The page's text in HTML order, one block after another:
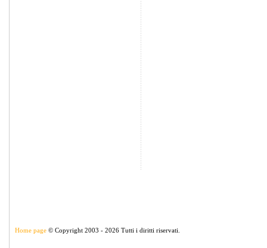
Home page © Copyright 2003 - 2026 Tutti i diritti riservati.